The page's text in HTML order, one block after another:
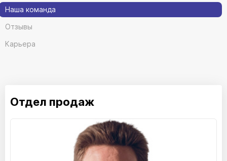
Наша команда
Отзывы
Карьера
Отдел продаж